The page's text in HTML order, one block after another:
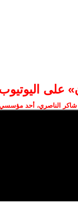
على
الناصري، أحد مؤسسي